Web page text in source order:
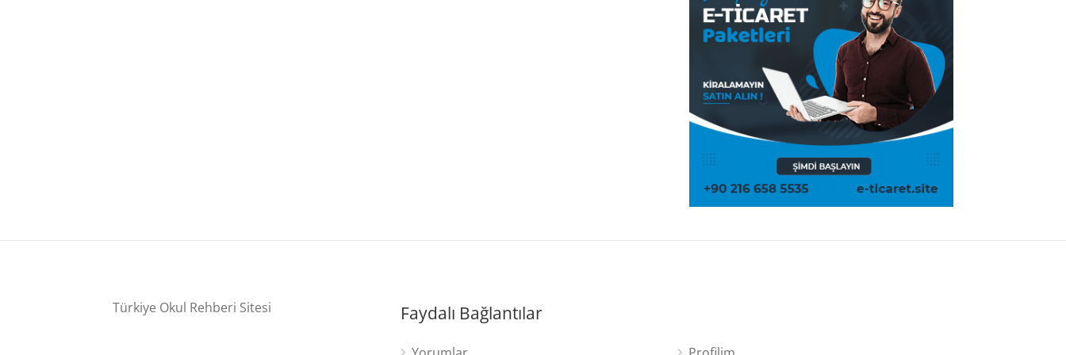
Türkiye Okul Rehberi Sitesi Faydalı Bağlantılar